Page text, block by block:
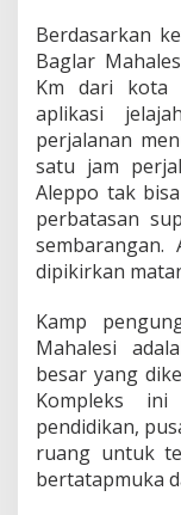
Berdasarkan
Baglar
Km dari kota
aplikasi
perjalanan
satu jam
Aleppo tak
perbatasan
dipikirkan
Kamp
Mahalesi
besar yang
Kompleks
pendidikan,
ruang untuk
bertatapmuka